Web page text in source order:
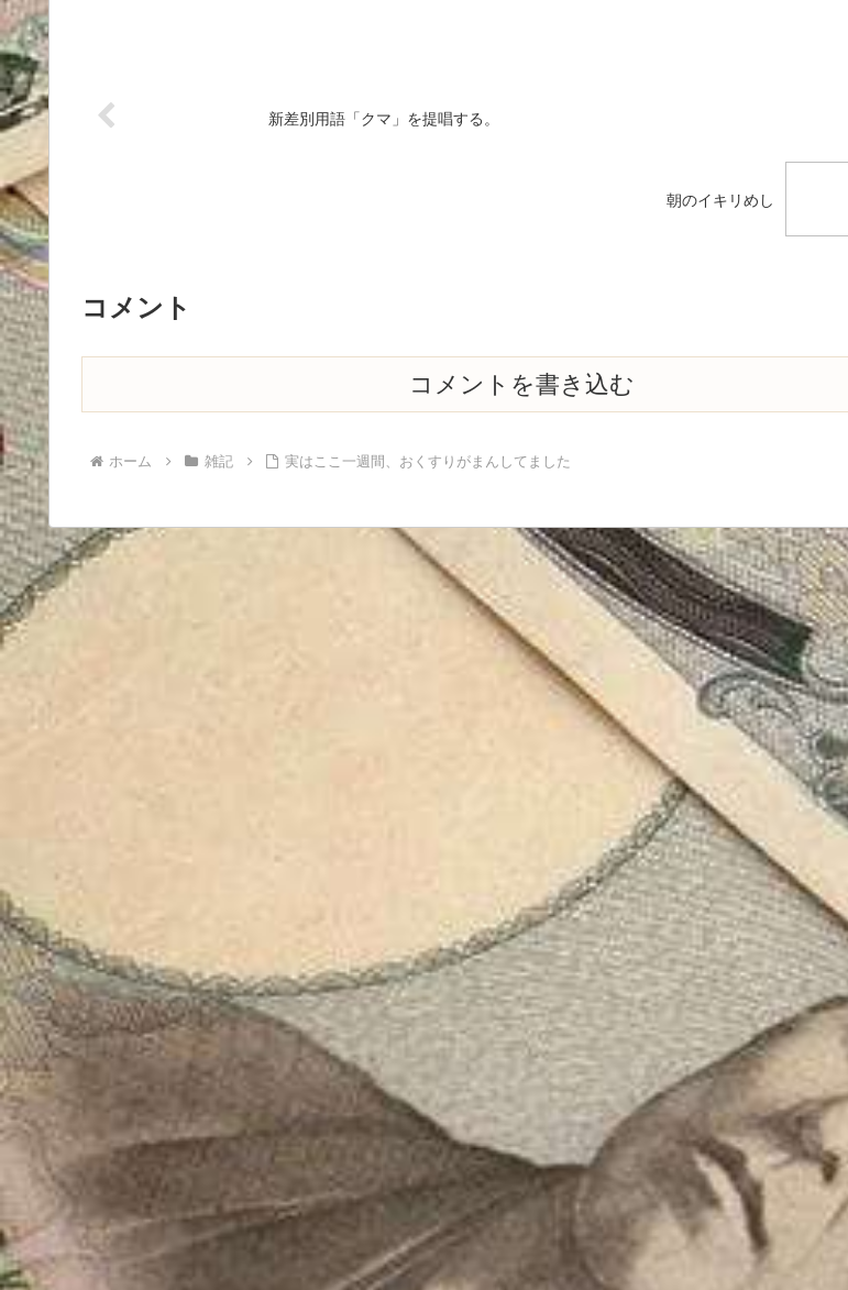
新差別用語「クマ」を提唱する。
朝のイキリめし
コメント
コメントを書き込む
ホーム 雑記 実はここ一週間、おくすりがまんしてました